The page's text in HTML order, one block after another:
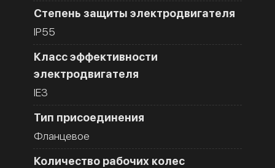
Степень защиты электродвигателя
IP55
Класс эффективности
электродвигателя
IE3
Тип присоединения
Фланцевое
Количество рабочих колес